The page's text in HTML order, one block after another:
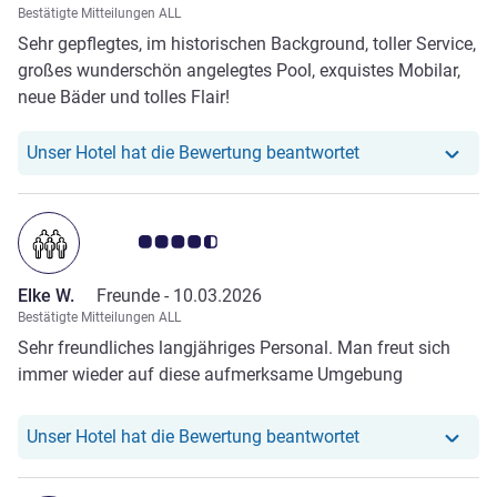
Besonderes. Es gelingt hier mit intelligenter, großzügiger
Führung seitens des managements und großer Hingabe
des Personals dem Gast ein unvergessliches Erlebnis in
Kambodscha und Südostasien zu bieten. Man spürt die
dem Team. Wir bedanken uns herzlich für unsere
Reise nach Kambodscha werden wir auf jeden Fall wieder
in diesem Hotel wohnen.
Bestätigte Mitteilungen ALL
Sehr gepflegtes, im historischen Background, toller Service,
großes wunderschön angelegtes Pool, exquistes Mobilar,
neue Bäder und tolles Flair!
Unser Hotel hat die Bewertung beantwortetUnser Hotel hat
Note Kundenmeinungen 4.5/5
Elke W. Freunde - 10.03.2026
Bestätigte Mitteilungen ALL
Sehr freundliches langjähriges Personal. Man freut sich
immer wieder auf diese aufmerksame Umgebung
Unser Hotel hat die Bewertung beantwortetUnser Hotel hat